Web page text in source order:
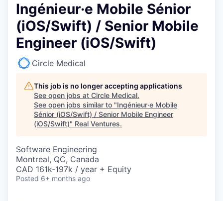
Ingénieur·e Mobile Sénior
(iOS/Swift) / Senior Mobile
Engineer (iOS/Swift)
Circle Medical
This job is no longer accepting applications
See open jobs at Circle Medical.
See open jobs similar to "Ingénieur·e Mobile
Sénior (iOS/Swift) / Senior Mobile Engineer
(iOS/Swift)" Real Ventures.
Software Engineering
Montreal, QC, Canada
CAD 161k-197k / year + Equity
Posted 6+ months ago